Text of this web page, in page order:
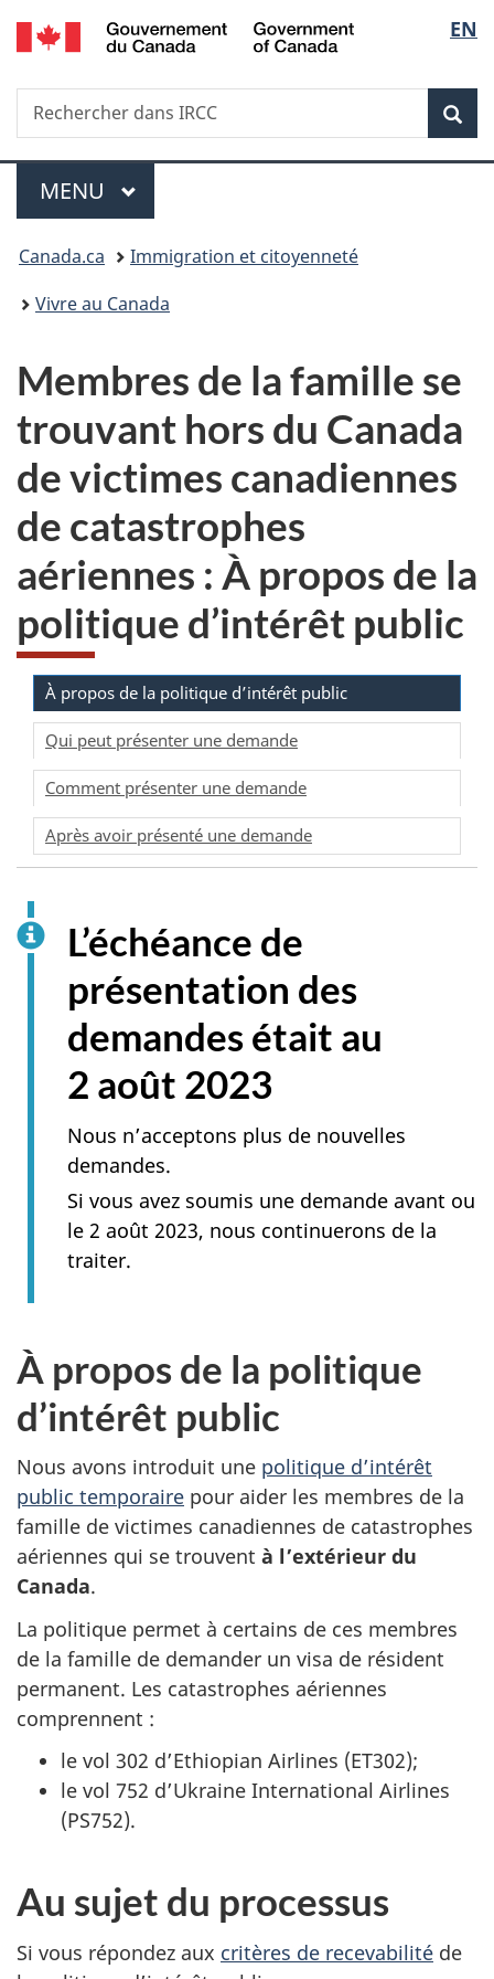
Passer
au
Passer
à
du
Passer
à
simplifiée
de
la
EN
Recherche
Rechercher
dans
Menu
MENU PRINCIPAL
Vous
êtes
Canada.ca
Immigration et citoyenneté
Vivre au Canada
Membres de la famille se
trouvant hors du Canada
de victimes canadiennes
de catastrophes
aériennes : À propos de la
politique d’intérêt public
À propos de la politique d’intérêt public
Qui peut présenter une demande
Comment présenter une demande
Après avoir présenté une demande
L’échéance de
présentation des
demandes était au
2 août 2023
Nous n’acceptons plus de nouvelles
demandes.
Si vous avez soumis une demande avant ou
le 2 août 2023, nous continuerons de la
traiter.
À propos de la politique
d’intérêt public
Nous avons introduit une politique d’intérêt
public temporaire pour aider les membres de la
famille de victimes canadiennes de catastrophes
aériennes qui se trouvent à l’extérieur du
Canada.
La politique permet à certains de ces membres
de la famille de demander un visa de résident
permanent. Les catastrophes aériennes
comprennent :
le vol 302 d’Ethiopian Airlines (ET302);
le vol 752 d’Ukraine International Airlines
(PS752).
Au sujet du processus
Si vous répondez aux critères de recevabilité de